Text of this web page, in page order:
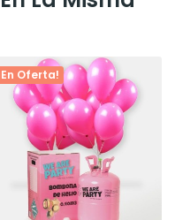
Oferta!